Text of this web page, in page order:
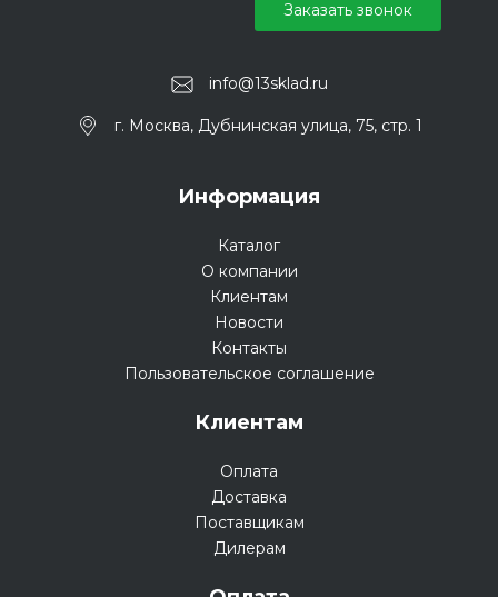
info@13sklad.ru
г. Москва, Дубнинская улица, 75, стр. 1
Заказать звонок
Информация
Каталог
О компании
Клиентам
Новости
Контакты
Пользовательское соглашение
Клиентам
Оплата
Доставка
Поставщикам
Дилерам